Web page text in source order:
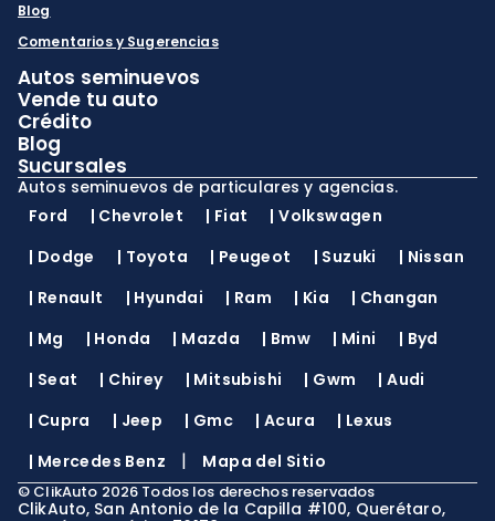
Blog
Comentarios y Sugerencias
Autos seminuevos
Vende tu auto
Crédito
Blog
Sucursales
Autos seminuevos de particulares y agencias.
Ford
| Chevrolet | Fiat |Volkswagen
| Dodge | Toyota | Peugeot | Suzuki | Nissan
| Renault | Hyundai | Ram | Kia | Changan
| Mg | Honda | Mazda | Bmw | Mini | Byd
| Seat | Chirey | Mitsubishi | Gwm |Audi
| Cupra | Jeep | Gmc |Acura | Lexus
| Mercedes Benz | Mapa del Sitio
© ClikAuto 2026 Todos los derechos reservados
ClikAuto, San Antonio de la Capilla #100, Querétaro,